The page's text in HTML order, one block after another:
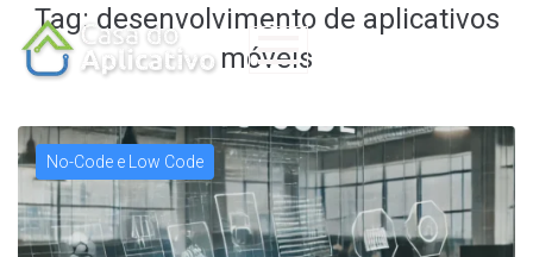
Tag:desenvolvimento de aplicativos
móveis
No-Code e Low Code